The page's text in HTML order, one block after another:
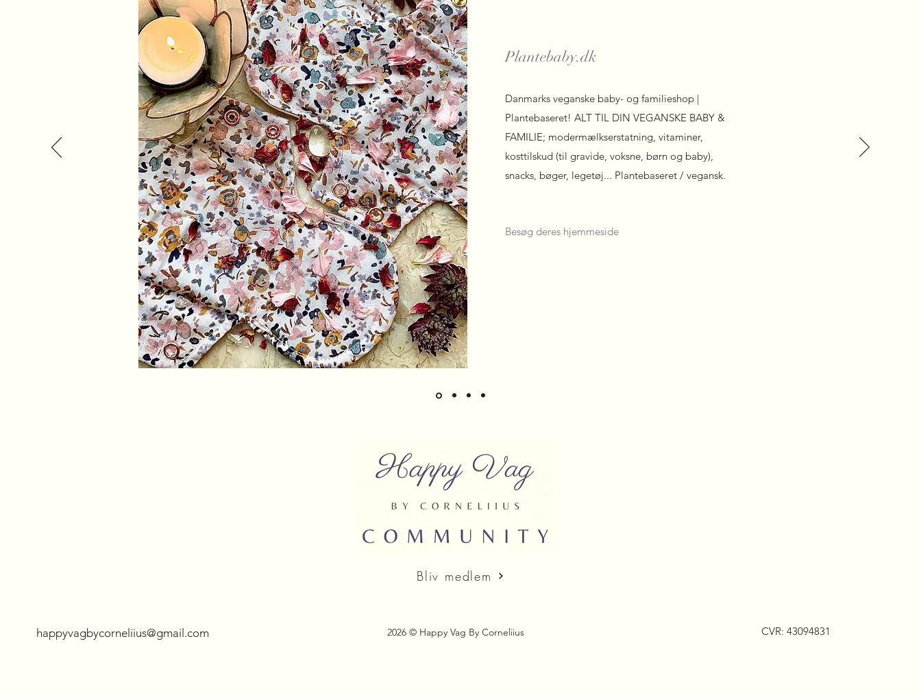
Plantebaby.dk
Danmarks veganske baby- og familieshop |
Plantebaseret! ALT TIL DIN VEGANSKE BABY &
FAMILIE; modermælkserstatning, vitaminer,
kosttilskud (til gravide, voksne, børn og baby),
snacks, bøger, legetøj... Plantebaseret / vegansk.
Besøg deres hjemmeside
Bliv medlem
happyvagbycorneliius@gmail.com 2026 © Happy Vag By Corneliius CVR: 43094831